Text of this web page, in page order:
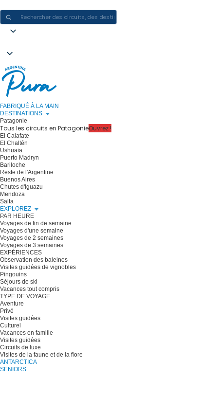
FABRIQUÉ À LA MAIN
DESTINATIONS
Patagonie
Tous les circuits en PatagonieOuvrez !
El Calafate
El Chaltén
Ushuaia
Puerto Madryn
Bariloche
Reste de l'Argentine
Buenos Aires
Chutes d'Iguazu
Mendoza
Salta
EXPLOREZ
PAR HEURE
Voyages de fin de semaine
Voyages d'une semaine
Voyages de 2 semaines
Voyages de 3 semaines
EXPÉRIENCES
Observation des baleines
Visites guidées de vignobles
Pingouins
Séjours de ski
Vacances tout compris
TYPE DE VOYAGE
Aventure
Privé
Visites guidées
Culturel
Vacances en famille
Visites guidées
Circuits de luxe
Visites de la faune et de la flore
ANTARCTICA
SENIORS